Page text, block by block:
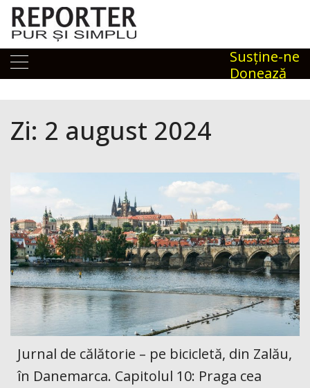
Skip
content
Susţine-ne
Donează
Zi: 2 august 2024
Jurnal de călătorie – pe bicicletă, din Zalău,
în Danemarca. Capitolul 10: Praga cea